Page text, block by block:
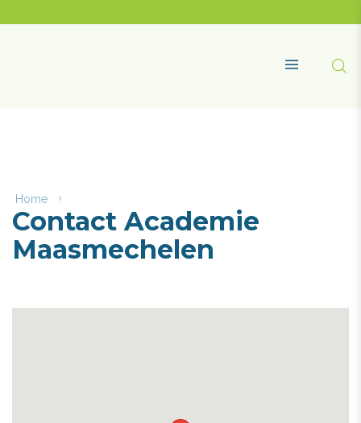
content
Home
Academie
Maasmechelen
Contact Academie
Maasmechelen